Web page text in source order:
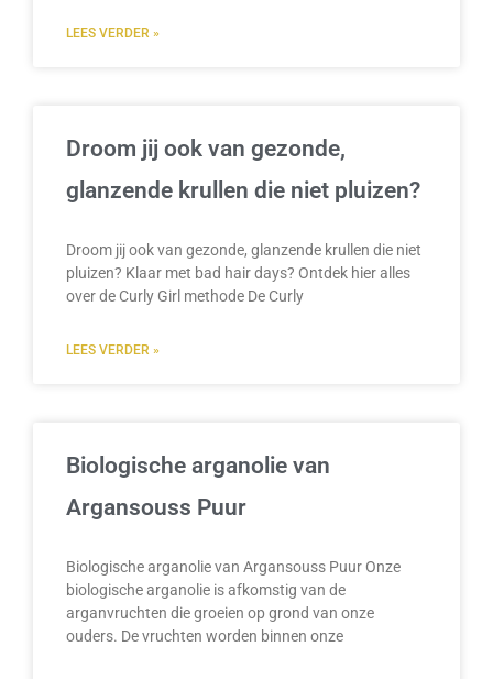
LEES VERDER »
Droom jij ook van gezonde,
glanzende krullen die niet pluizen?
Droom jij ook van gezonde, glanzende krullen die niet
pluizen? Klaar met bad hair days? Ontdek hier alles
over de Curly Girl methode De Curly
LEES VERDER »
Biologische arganolie van
Argansouss Puur
Biologische arganolie van Argansouss Puur Onze
biologische arganolie is afkomstig van de
arganvruchten die groeien op grond van onze
ouders. De vruchten worden binnen onze